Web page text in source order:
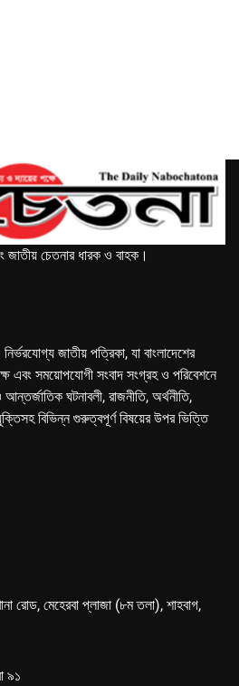
জাতীয় চেতনার ধারক ও বাহক।
জাতীয় পত্রিকা, যা বাংলাদেশের
এবং সময়োপযোগী সংবাদ সংগ্রহ ও পরিবেশনে
ঘটনাবলী, রাজনীতি, অর্থনীতি,
বিভিন্ন গুরুত্বপূর্ণ বিষয়ের উপর ভিত্তি
রোড, মেহেরবা প্লাজা (৮ম তলা), শাহবাগ,
৯১